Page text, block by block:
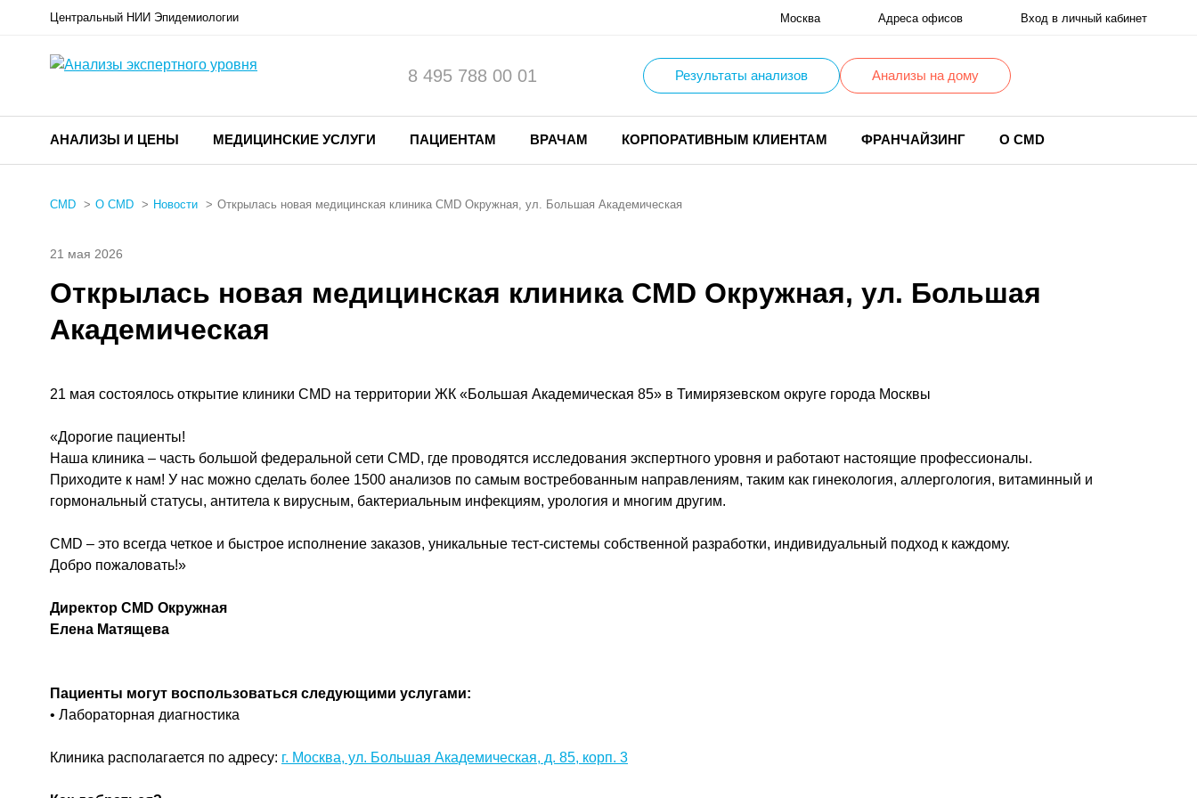
Центральный НИИ Эпидемиологии Москва Адреса офисов Вход в личный кабинет
8 495 788 00 01 Результаты анализов Анализы на дому
АНАЛИЗЫ И ЦЕНЫ МЕДИЦИНСКИЕ УСЛУГИ ПАЦИЕНТАМ ВРАЧАМ КОРПОРАТИВНЫМ КЛИЕНТАМ ФРАНЧАЙЗИНГ О CMD
CMD О CMD Новости Открылась новая медицинская клиника CMD Окружная, ул. Большая Академическая
21 мая 2026
Открылась новая медицинская клиника CMD Окружная, ул. Большая
Академическая
21 мая состоялось открытие клиники CMD на территории ЖК «Большая Академическая 85» в Тимирязевском округе города Москвы
«Дорогие пациенты!
Наша клиника – часть большой федеральной сети CMD, где проводятся исследования экспертного уровня и работают настоящие профессионалы.
Приходите к нам! У нас можно сделать более 1500 анализов по самым востребованным направлениям, таким как гинекология, аллергология, витаминный и
гормональный статусы, антитела к вирусным, бактериальным инфекциям, урология и многим другим.
CMD – это всегда четкое и быстрое исполнение заказов, уникальные тест-системы собственной разработки, индивидуальный подход к каждому.
Добро пожаловать!»
Директор CMD Окружная
Елена Матящева
Пациенты могут воспользоваться следующими услугами:
• Лабораторная диагностика
Клиника располагается по адресу: г. Москва, ул. Большая Академическая, д. 85, корп. 3